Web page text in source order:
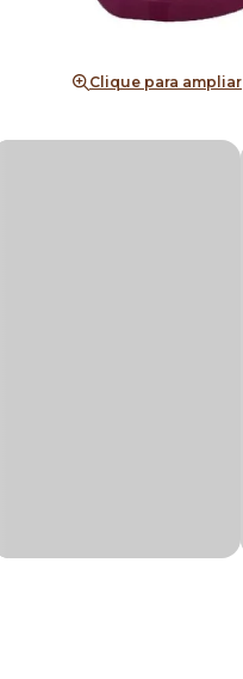
Clique para ampliar